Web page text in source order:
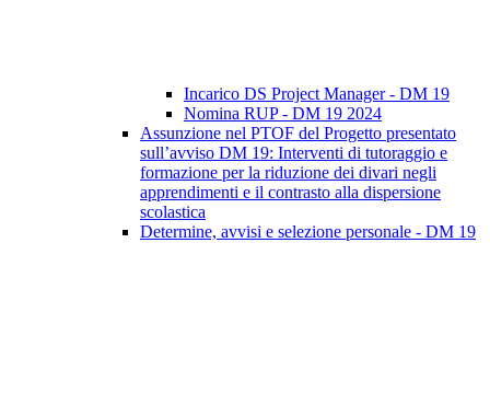
Incarico DS Project Manager - DM 19
Nomina RUP - DM 19 2024
Assunzione nel PTOF del Progetto presentato
sull’avviso DM 19: Interventi di tutoraggio e
formazione per la riduzione dei divari negli
apprendimenti e il contrasto alla dispersione
scolastica
Determine, avvisi e selezione personale - DM 19